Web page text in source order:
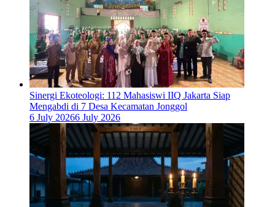
‎Sinergi Ekoteologi: 112 Mahasiswi IIQ Jakarta Siap
Mengabdi di 7 Desa Kecamatan Jonggol
6 July 20266 July 2026